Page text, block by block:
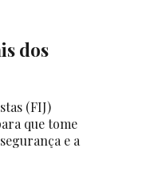
dos
(FIJ)
que tome
e a